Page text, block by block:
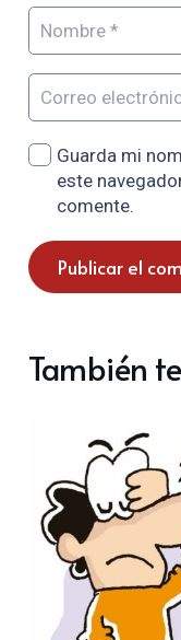
Guarda mi
este
comente.
Publicar el
También